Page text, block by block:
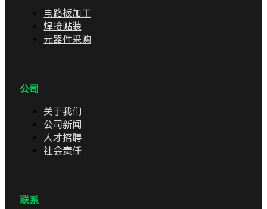
电路板加工
焊接贴装
元器件采购
公司
关于我们
公司新闻
人才招聘
社会责任
联系